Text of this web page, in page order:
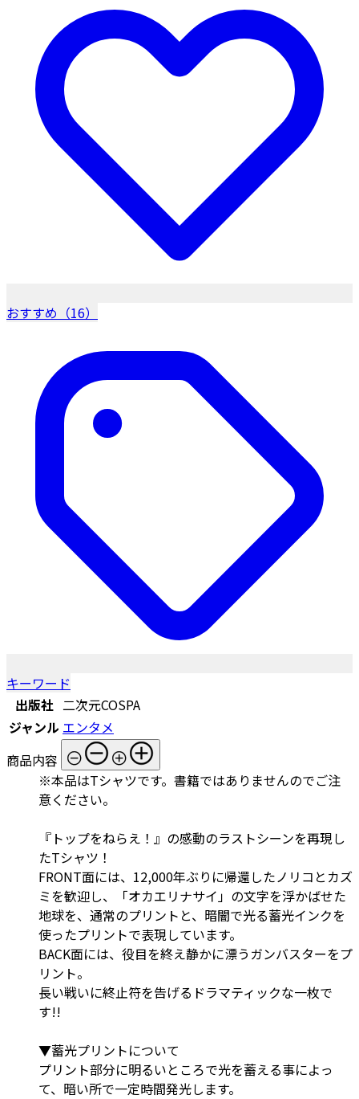
おすすめ（16）
キーワード
出版社 二次元COSPA
ジャンル エンタメ
商品内容
※本品はTシャツです。書籍ではありませんのでご注
意ください。
『トップをねらえ！』の感動のラストシーンを再現し
たTシャツ！
FRONT面には、12,000年ぶりに帰還したノリコとカズ
ミを歓迎し、「オカエリナサイ」の文字を浮かばせた
地球を、通常のプリントと、暗闇で光る蓄光インクを
使ったプリントで表現しています。
BACK面には、役目を終え静かに漂うガンバスターをプ
リント。
長い戦いに終止符を告げるドラマティックな一枚で
す!!
▼蓄光プリントについて
プリント部分に明るいところで光を蓄える事によっ
て、暗い所で一定時間発光します。